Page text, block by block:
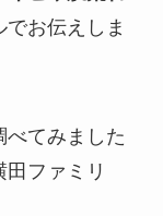
お伝えしま
てみました
ファミリ